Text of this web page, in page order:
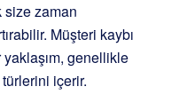
size zaman
Müşteri kaybı
genellikle
içerir.